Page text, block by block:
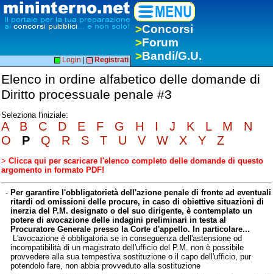
>Concorsi
>Forum
>Bandi/G.U.
Login Registrati
Elenco in ordine alfabetico delle domande di
Diritto processuale penale #3
Seleziona l'iniziale:
A B C D E F G H I J K L M
N
O
P Q R S T U V W X Y Z
> Clicca qui per scaricare l'elenco completo delle domande di questo
argomento in formato PDF!
- Per garantire l'obbligatorietà dell'azione penale di fronte ad eventuali
ritardi od omissioni delle procure, in caso di obiettive situazioni di
inerzia del P.M. designato o del suo dirigente, è contemplato un
potere di avocazione delle indagini preliminari in testa al
Procuratore Generale presso la Corte d'appello. In particolare...
L'avocazione è obbligatoria se in conseguenza dell'astensione od
incompatibilità di un magistrato dell'ufficio del P.M. non è possibile
provvedere alla sua tempestiva sostituzione o il capo dell'ufficio, pur
potendolo fare, non abbia provveduto alla sostituzione